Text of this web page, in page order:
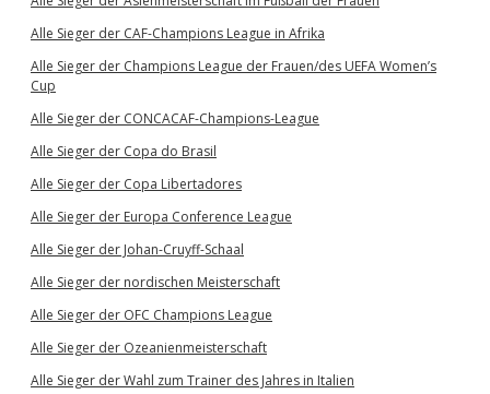
Alle Sieger der CAF-Champions League in Afrika
Alle Sieger der Champions League der Frauen/des UEFA Women’s
Cup
Alle Sieger der CONCACAF-Champions-League
Alle Sieger der Copa do Brasil
Alle Sieger der Copa Libertadores
Alle Sieger der Europa Conference League
Alle Sieger der Johan-Cruyff-Schaal
Alle Sieger der nordischen Meisterschaft
Alle Sieger der OFC Champions League
Alle Sieger der Ozeanienmeisterschaft
Alle Sieger der Wahl zum Trainer des Jahres in Italien